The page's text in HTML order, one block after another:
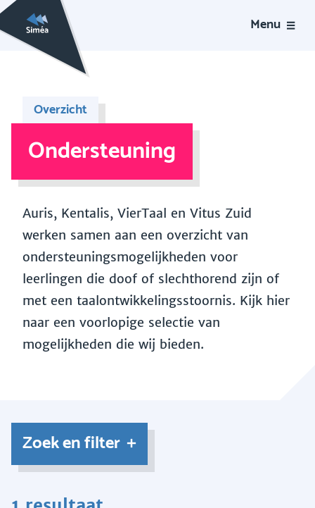
Menu
Overzicht
Ondersteuning
Auris, Kentalis, VierTaal en Vitus Zuid
werken samen aan een overzicht van
ondersteuningsmogelijkheden voor
leerlingen die doof of slechthorend zijn of
met een taalontwikkelingsstoornis. Kijk hier
naar een voorlopige selectie van
mogelijkheden die wij bieden.
Zoek en filter